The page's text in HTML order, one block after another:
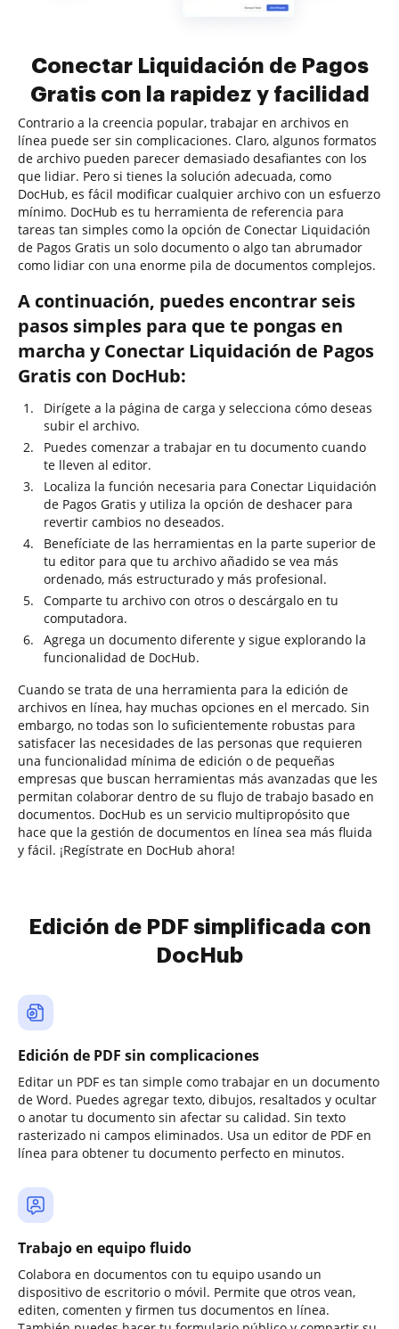
Conectar Liquidación de Pagos
Gratis con la rapidez y facilidad
Contrario a la creencia popular, trabajar en archivos en
línea puede ser sin complicaciones. Claro, algunos formatos
de archivo pueden parecer demasiado desafiantes con los
que lidiar. Pero si tienes la solución adecuada, como
DocHub, es fácil modificar cualquier archivo con un esfuerzo
mínimo. DocHub es tu herramienta de referencia para
tareas tan simples como la opción de Conectar Liquidación
de Pagos Gratis un solo documento o algo tan abrumador
como lidiar con una enorme pila de documentos complejos.
A continuación, puedes encontrar seis
pasos simples para que te pongas en
marcha y Conectar Liquidación de Pagos
Gratis con DocHub:
Dirígete a la página de carga y selecciona cómo deseas
subir el archivo.
Puedes comenzar a trabajar en tu documento cuando
te lleven al editor.
Localiza la función necesaria para Conectar Liquidación
de Pagos Gratis y utiliza la opción de deshacer para
revertir cambios no deseados.
Benefíciate de las herramientas en la parte superior de
tu editor para que tu archivo añadido se vea más
ordenado, más estructurado y más profesional.
Comparte tu archivo con otros o descárgalo en tu
computadora.
Agrega un documento diferente y sigue explorando la
funcionalidad de DocHub.
Cuando se trata de una herramienta para la edición de
archivos en línea, hay muchas opciones en el mercado. Sin
embargo, no todas son lo suficientemente robustas para
satisfacer las necesidades de las personas que requieren
una funcionalidad mínima de edición o de pequeñas
empresas que buscan herramientas más avanzadas que les
permitan colaborar dentro de su flujo de trabajo basado en
documentos. DocHub es un servicio multipropósito que
hace que la gestión de documentos en línea sea más fluida
y fácil. ¡Regístrate en DocHub ahora!
Edición de PDF simplificada con
DocHub
Edición de PDF sin complicaciones
Editar un PDF es tan simple como trabajar en un documento
de Word. Puedes agregar texto, dibujos, resaltados y ocultar
o anotar tu documento sin afectar su calidad. Sin texto
rasterizado ni campos eliminados. Usa un editor de PDF en
línea para obtener tu documento perfecto en minutos.
Trabajo en equipo fluido
Colabora en documentos con tu equipo usando un
dispositivo de escritorio o móvil. Permite que otros vean,
editen, comenten y firmen tus documentos en línea.